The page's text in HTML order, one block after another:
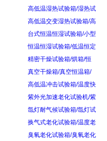
高低温湿热试验箱/湿热试
高低温交变湿热试验箱/高
台式恒温恒湿试验箱/小型
恒温恒湿试验箱/低温恒定
精密干燥试验箱/烘箱/恒
真空干燥箱/真空恒温箱/
高低温冲击试验箱/温度快
紫外光加速老化试验机/紫
氙灯耐气候试验箱/氙灯试
换气式老化试验箱/温度老
臭氧老化试验箱/臭氧老化